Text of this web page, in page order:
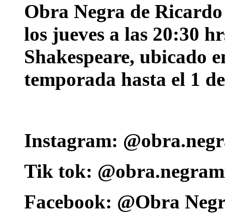
Obra Negra de
los jueves a las 20:30
Shakespeare, ubicado
temporada hasta el 1
Instagram:
Tik tok:
Facebook: @Obra